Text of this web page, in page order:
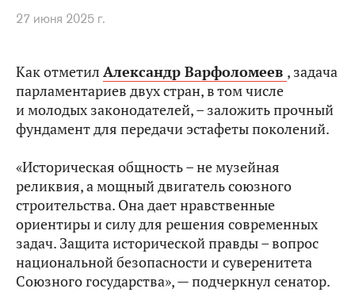
27 июня 2025 г.
Как отметил Александр Варфоломеев , задача
парламентариев двух стран, в том числе
и молодых законодателей, – заложить прочный
фундамент для передачи эстафеты поколений.
«Историческая общность – не музейная
реликвия, а мощный двигатель союзного
строительства. Она дает нравственные
ориентиры и силу для решения современных
задач. Защита исторической правды – вопрос
национальной безопасности и суверенитета
Союзного государства», — подчеркнул сенатор.